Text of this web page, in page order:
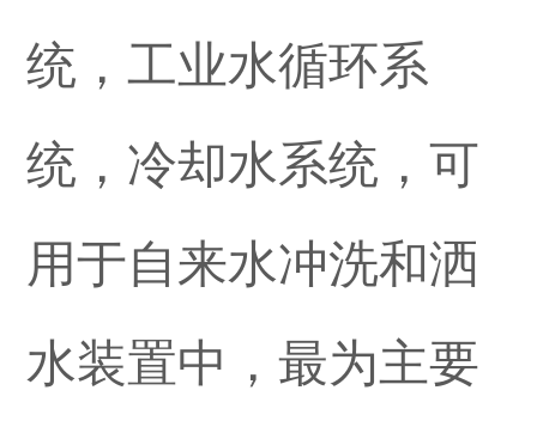
统，工业水循环系
统，冷却水系统，可
用于自来水冲洗和洒
水装置中，最为主要